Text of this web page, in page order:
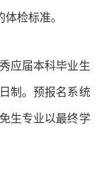
检标准。
应届本科毕业生
制。预报名系统
生专业以最终学